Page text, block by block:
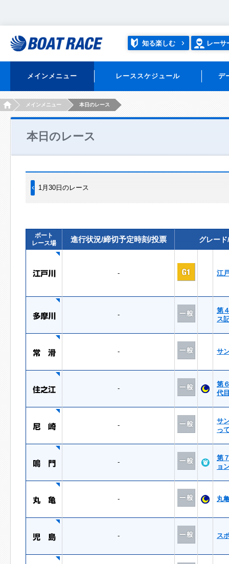
知る楽しむ レーサ
メインメニュー レーススケジュール デ
HOMEメインメニュー 本日のレース
本日のレース
1月30日のレース
ボート
レース場
進行状況/締切予定時刻/投票 グレー
- 江
-
第
ス
- サ
-
第
代
-
サ
っ
-
第
ョ
- 丸
- ス